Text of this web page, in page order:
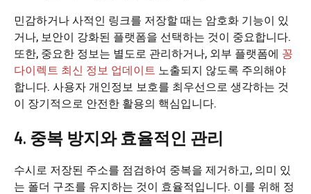
민감하거나 사적인 링크를 저장할 때는 암호화 기능이 있
거나, 보안이 강화된 플랫폼을 선택하는 것이 중요합니다.
또한, 중요한 정보는 별도로 관리하거나, 외부 플랫폼에 꽁
다이렉트 최신 정보 업데이트 노출되지 않도록 주의해야
합니다. 사용자 개인정보 보호를 최우선으로 생각하는 것
이 장기적으로 안전한 활용의 핵심입니다.
4. 중복 방지와 효율적인 관리
수시로 저장된 주소를 점검하여 중복을 제거하고, 의미 있
는 폴더 구조를 유지하는 것이 효율적입니다. 이를 위해 정